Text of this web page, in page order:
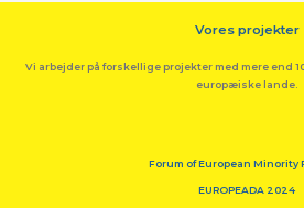
Vores projekter
Vi arbejder på forskellige projekter med mere end
europæiske lande.
Forum of European Minority
EUROPEADA 2024